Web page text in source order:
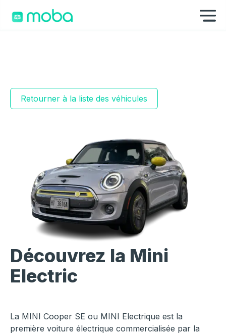
Retourner à la liste des véhicules
Découvrez la Mini
Electric
La MINI Cooper SE ou MINI Electrique est la
première voiture électrique commercialisée par la